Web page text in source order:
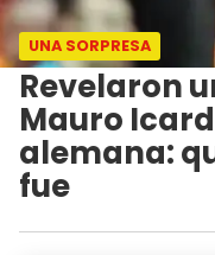
UNA SORPRESA
Revelaron
Mauro
alemana:
fue